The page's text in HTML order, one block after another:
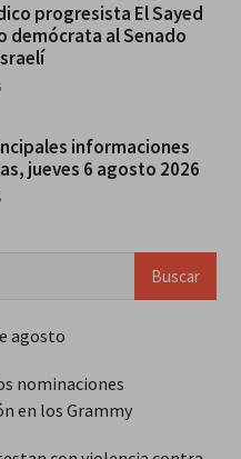
progresista El Sayed
demócrata al Senado
informaciones
jueves 6 agosto 2026
agosto
nominaciones
en los Grammy